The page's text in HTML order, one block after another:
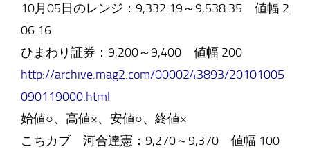
10月05日のレンジ：9,332.19～9,538.35 値幅 2
06.16
ひまわり証券：9,200～9,400 値幅 200
http://archive.mag2.com/0000243893/20101005
090119000.html
始値○、高値×、安値○、終値×
こちカブ 河合達憲：9,270～9,370 値幅 100